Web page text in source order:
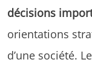
décisions
orientations
d’une société.